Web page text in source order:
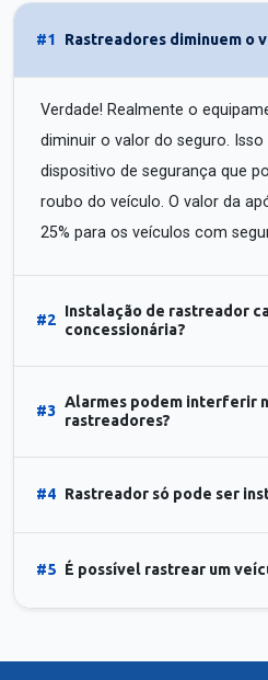
#1 Rastreadores diminuem o
Verdade! Realmente o
diminuir o valor do seguro. Isso
dispositivo de segurança que
roubo do veículo. O valor da
25% para os veículos com
#2
Instalação de rastreador
concessionária?
#3
Alarmes podem interferir
rastreadores?
#4 Rastreador só pode ser
#5 É possível rastrear um